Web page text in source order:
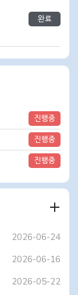
완료
진행중
진행중
진행중
2026-06-24
2026-06-16
2026-05-22